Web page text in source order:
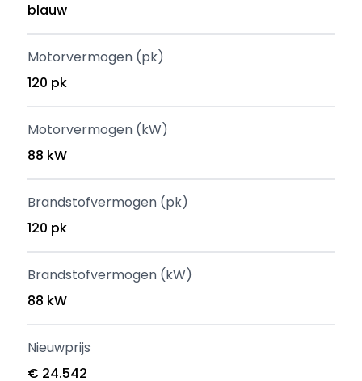
blauw
Motorvermogen (pk)
120 pk
Motorvermogen (kW)
88 kW
Brandstofvermogen (pk)
120 pk
Brandstofvermogen (kW)
88 kW
Nieuwprijs
€ 24.542